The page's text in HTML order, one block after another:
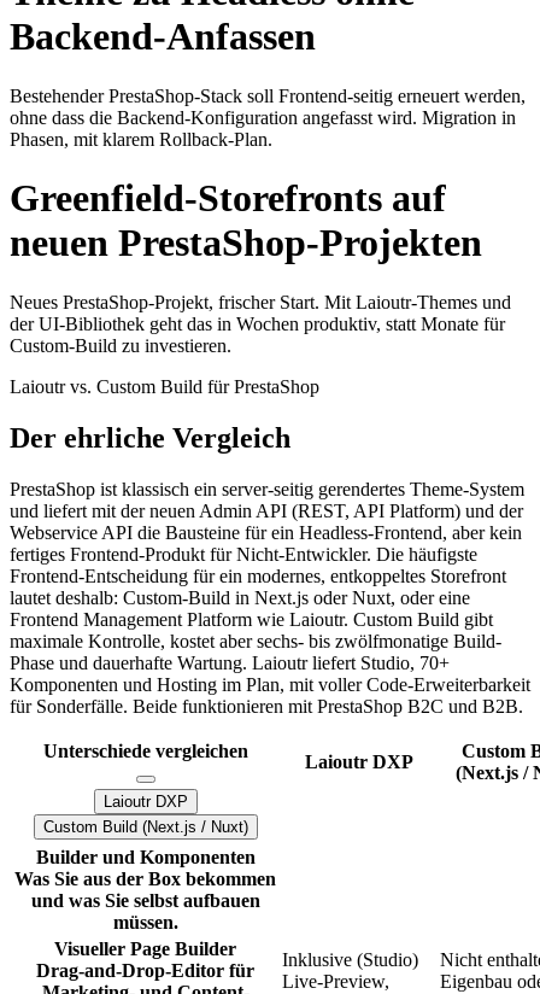
Backend-Anfassen
Bestehender PrestaShop-Stack soll Frontend-seitig erneuert werden,
ohne dass die Backend-Konfiguration angefasst wird. Migration in
Phasen, mit klarem Rollback-Plan.
Greenfield-Storefronts auf
neuen PrestaShop-Projekten
Neues PrestaShop-Projekt, frischer Start. Mit Laioutr-Themes und
der UI-Bibliothek geht das in Wochen produktiv, statt Monate für
Custom-Build zu investieren.
Laioutr vs. Custom Build für PrestaShop
Der ehrliche Vergleich
PrestaShop ist klassisch ein server-seitig gerendertes Theme-System
und liefert mit der neuen Admin API (REST, API Platform) und der
Webservice API die Bausteine für ein Headless-Frontend, aber kein
fertiges Frontend-Produkt für Nicht-Entwickler. Die häufigste
Frontend-Entscheidung für ein modernes, entkoppeltes Storefront
lautet deshalb: Custom-Build in Next.js oder Nuxt, oder eine
Frontend Management Platform wie Laioutr. Custom Build gibt
maximale Kontrolle, kostet aber sechs- bis zwölfmonatige Build-
Phase und dauerhafte Wartung. Laioutr liefert Studio, 70+
Komponenten und Hosting im Plan, mit voller Code-Erweiterbarkeit
für Sonderfälle. Beide funktionieren mit PrestaShop B2C und B2B.
Preisplanvergleich
Unterschiede vergleichen
Laioutr DXP
Custom
(Next.js /
Laioutr DXP
Custom Build (Next.js / Nuxt)
Builder und Komponenten
Was Sie aus der Box bekommen
und was Sie selbst aufbauen
müssen.
Visueller Page Builder
Drag-and-Drop-Editor für
Inklusive (Studio)
Live-Preview,
Nicht
Eigenbau